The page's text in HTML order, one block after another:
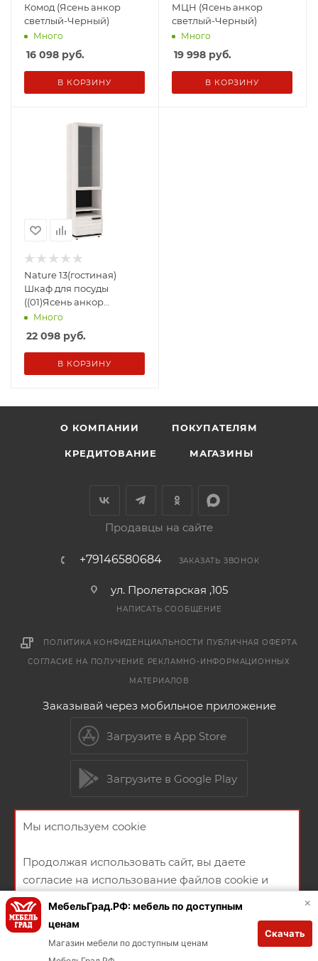
Комод (Ясень анкор
светлый-Черный)
Много
16 098 руб.
В КОРЗИНУ
МЦН (Ясень анкор
светлый-Черный)
Много
19 998 руб.
В КОРЗИНУ
Nature 13(гостиная)
Шкаф для посуды
((01)Ясень анкор
светлый-Черный)
Много
22 098 руб.
В КОРЗИНУ
О КОМПАНИИ ПОКУПАТЕЛЯМ
КРЕДИТОВАНИЕ МАГАЗИНЫ
Продавцы на сайте
+79146580684 ЗАКАЗАТЬ ЗВОНОК
ул. Пролетарская ,105
НАПИСАТЬ СООБЩЕНИЕ
ПОЛИТИКА КОНФИДЕНЦИАЛЬНОСТИ ПУБЛИЧНАЯ ОФЕРТА
СОГЛАСИЕ НА ПОЛУЧЕНИЕ РЕКЛАМНО-ИНФОРМАЦИОННЫХ
МАТЕРИАЛОВ
Заказывай через мобильное приложение
Загрузите в App Store
Загрузите в Google Play
Мы используем cookie
Продолжая использовать сайт, вы даете
согласие на использование файлов cookie и
политикой конфиденциальности
ХОРОШО
×
МебельГрад.РФ: мебель по доступным
ценам
Магазин мебели по доступным ценам
Скачать